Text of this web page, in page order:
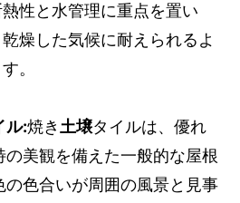
性と水管理に重点を置い
燥した気候に耐えられるよ
。
ル:焼き 土壌タイルは、優れ
の美観を備えた一般的な屋根
の色合いが周囲の風景と見事